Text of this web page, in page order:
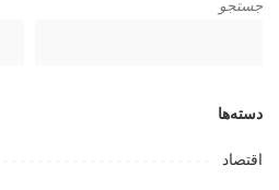
جستجو
دسته‌ها
اقتصاد